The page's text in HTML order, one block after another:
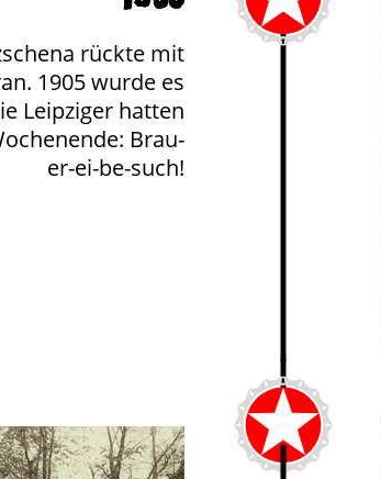
rückte mit
1905 wurde es
Leipziger hatten
Brau-
er-ei-be-such!